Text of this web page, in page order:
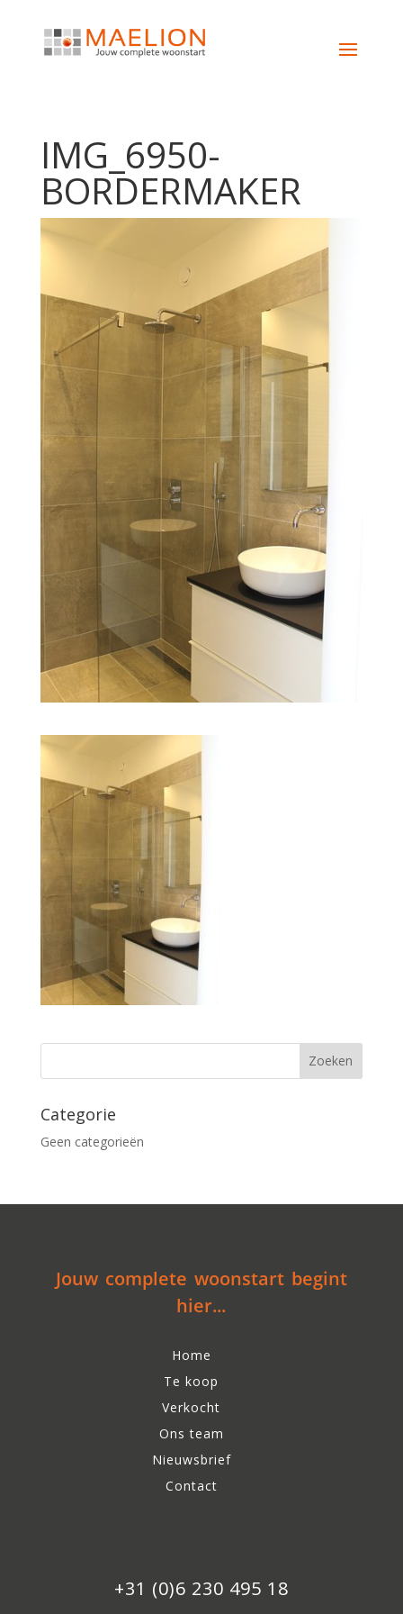
IMG_6950-
BORDERMAKER
Categorie
Geen categorieën
Jouw complete woonstart begint
hier...
Home
Te koop
Verkocht
Ons team
Nieuwsbrief
Contact
+31 (0)6 230 495 18